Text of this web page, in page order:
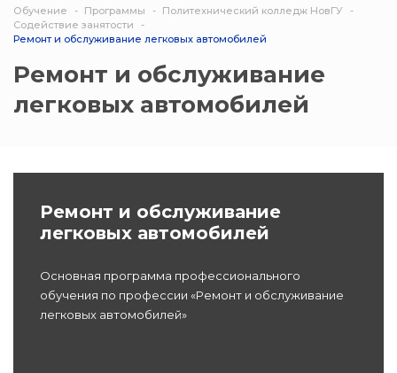
Программы
Обучение Программы
Политехнический колледж НовГУ
Содействие занятости
Ремонт и обслуживание легковых автомобилей
Ремонт и обслуживание
легковых автомобилей
Ремонт и обслуживание
легковых автомобилей
Основная программа профессионального
обучения по профессии «Ремонт и обслуживание
легковых автомобилей»